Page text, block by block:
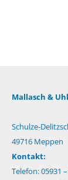
Mallasch &
Schulze-
49716 Meppen
Kontakt:
Telefon: 05931